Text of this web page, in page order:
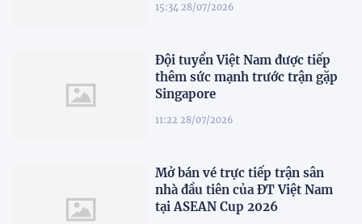
15:34 28/07/2026
Đội tuyển Việt Nam được tiếp
thêm sức mạnh trước trận gặp
Singapore
11:22 28/07/2026
Mở bán vé trực tiếp trận sân
nhà đầu tiên của ĐT Việt Nam
tại ASEAN Cup 2026